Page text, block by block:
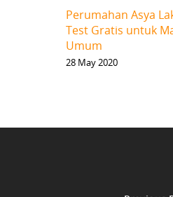
Perumahan Asya
Test Gratis untuk
Umum
28 May 2020